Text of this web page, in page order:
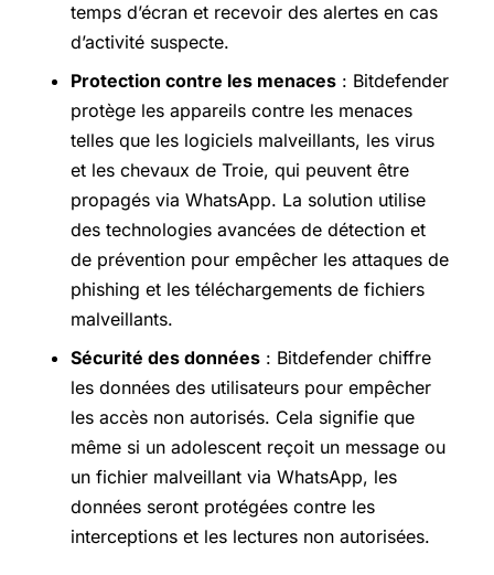
temps d’écran et recevoir des alertes en cas
d’activité suspecte.
Protection contre les menaces : Bitdefender
protège les appareils contre les menaces
telles que les logiciels malveillants, les virus
et les chevaux de Troie, qui peuvent être
propagés via WhatsApp. La solution utilise
des technologies avancées de détection et
de prévention pour empêcher les attaques de
phishing et les téléchargements de fichiers
malveillants.
Sécurité des données : Bitdefender chiffre
les données des utilisateurs pour empêcher
les accès non autorisés. Cela signifie que
même si un adolescent reçoit un message ou
un fichier malveillant via WhatsApp, les
données seront protégées contre les
interceptions et les lectures non autorisées.